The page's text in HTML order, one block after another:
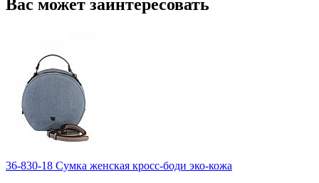
Вас может заинтересовать
36-830-18 Сумка женская кросс-боди эко-кожа